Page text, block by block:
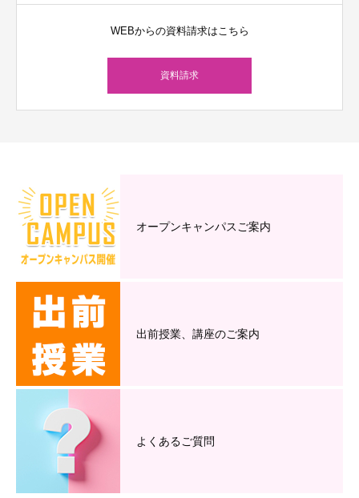
WEBからの資料請求はこちら
資料請求
オープンキャンパスご案内
出前授業、講座のご案内
よくあるご質問